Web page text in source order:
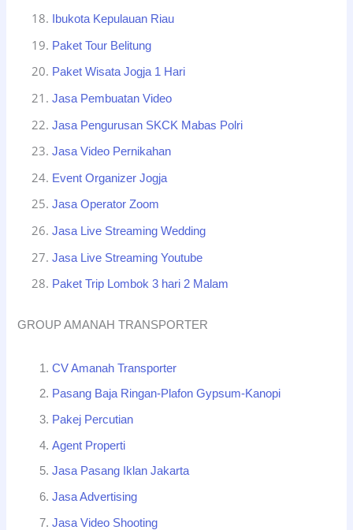
Ibukota Kepulauan Riau
Paket Tour Belitung
Paket Wisata Jogja 1 Hari
Jasa Pembuatan Video
Jasa Pengurusan SKCK Mabas Polri
Jasa Video Pernikahan
Event Organizer Jogja
Jasa Operator Zoom
Jasa Live Streaming Wedding
Jasa Live Streaming Youtube
Paket Trip Lombok 3 hari 2 Malam
GROUP AMANAH TRANSPORTER
CV Amanah Transporter
Pasang Baja Ringan-Plafon Gypsum-Kanopi
Pakej Percutian
Agent Properti
Jasa Pasang Iklan Jakarta
Jasa Advertising
Jasa Video Shooting